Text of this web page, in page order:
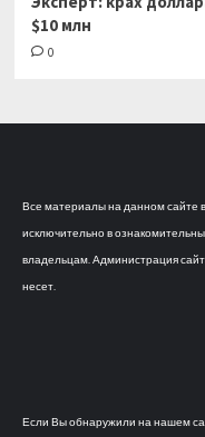
$10 млн
0
Все материалы на данном сайте
исключительно в
владельцам. Администрация
несет.
Если Вы обнаружили на нашем